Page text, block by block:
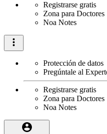
Registrarse gratis
Zona para Doctores
Noa Notes
Protección de datos
Pregúntale al
Registrarse gratis
Zona para Doctores
Noa Notes